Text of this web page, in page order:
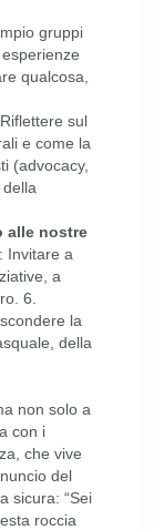
gruppi
qualcosa,
sul
e come la
(advocacy,
alle nostre
: Invitare a
a
6.
la
della
non solo a
con i
che vive
del
sicura: “Sei
roccia